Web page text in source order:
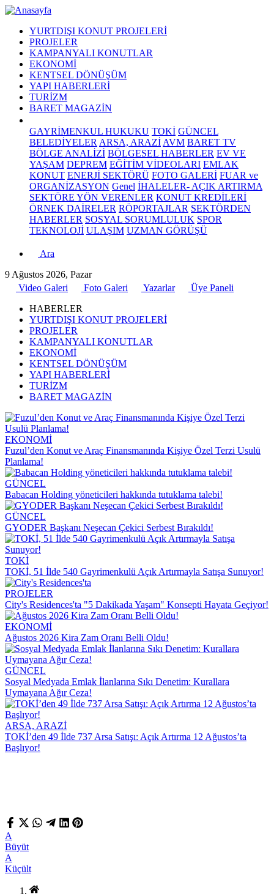
YURTDIŞI KONUT PROJELERİ
PROJELER
KAMPANYALI KONUTLAR
EKONOMİ
KENTSEL DÖNÜŞÜM
YAPI HABERLERİ
TURİZM
BARET MAGAZİN
GAYRİMENKUL HUKUKU TOKİ GÜNCEL
BELEDİYELER ARSA, ARAZİ AVM BARET TV
BÖLGE ANALİZİ BÖLGESEL HABERLER EV VE
YAŞAM DEPREM EĞİTİM VİDEOLARI EMLAK
KONUT ENERJİ SEKTÖRÜ FOTO GALERİ FUAR ve
ORGANİZASYON Genel İHALELER- AÇIK ARTIRMA
SEKTÖRE YÖN VERENLER KONUT KREDİLERİ
ÖRNEK DAİRELER RÖPORTAJLAR SEKTÖRDEN
HABERLER SOSYAL SORUMLULUK SPOR
TEKNOLOJİ ULAŞIM UZMAN GÖRÜŞÜ
Ara
9 Ağustos 2026, Pazar
Video Galeri
Foto Galeri Yazarlar
Üye Paneli
HABERLER
YURTDIŞI KONUT PROJELERİ
PROJELER
KAMPANYALI KONUTLAR
EKONOMİ
KENTSEL DÖNÜŞÜM
YAPI HABERLERİ
TURİZM
BARET MAGAZİN
EKONOMİ
Fuzul’den Konut ve Araç Finansmanında Kişiye Özel Terzi Usulü
Planlama!
GÜNCEL
Babacan Holding yöneticileri hakkında tutuklama talebi!
GÜNCEL
GYODER Başkanı Neşecan Çekici Serbest Bırakıldı!
TOKİ
TOKİ, 51 İlde 540 Gayrimenkulü Açık Artırmayla Satışa Sunuyor!
PROJELER
City's Residences'ta "5 Dakikada Yaşam" Konsepti Hayata Geçiyor!
EKONOMİ
Ağustos 2026 Kira Zam Oranı Belli Oldu!
GÜNCEL
Sosyal Medyada Emlak İlanlarına Sıkı Denetim: Kurallara
Uymayana Ağır Ceza!
ARSA, ARAZİ
TOKİ’den 49 İlde 737 Arsa Satışı: Açık Artırma 12 Ağustos’ta
Başlıyor!
A
Büyüt
A
Küçült